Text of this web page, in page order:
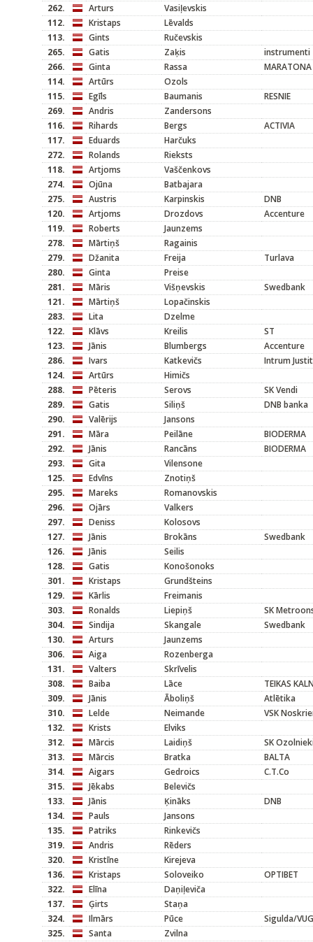
262.
Arturs
Vasiļevskis
112.
Kristaps
Lēvalds
113.
Gints
Ručevskis
265.
Gatis Zaķis
instrumenti
266.
Ginta Rassa
MARATONA
114.
Artūrs
Ozols
115.
Egīls Baumanis
RESNIE
269.
Andris
Zandersons
116.
Rihards Bergs
ACTIVIA
117.
Eduards
Harčuks
272.
Rolands
Rieksts
118.
Artjoms
Vaščenkovs
274.
Ojūna
Batbajara
275.
Austris Karpinskis
DNB
120.
Artjoms Drozdovs
Accenture
119.
Roberts
Jaunzems
278.
Mārtiņš
Ragainis
279.
Džanita Freija
Turlava
280.
Ginta
Preise
281.
Māris Višņevskis
Swedbank
121.
Mārtiņš
Lopačinskis
283.
Lita
Dzelme
122.
Klāvs Kreilis
ST
123.
Jānis Blumbergs
Accenture
286.
Ivars Katkevičs
Intrum
124.
Artūrs
Himičs
288.
Pēteris Serovs
SK Vendi
289.
Gatis Siliņš
DNB banka
290.
Valērijs
Jansons
291.
Māra Peilāne
BIODERMA
292.
Jānis Rancāns
BIODERMA
293.
Gita
Vilensone
125.
Edvīns
Znotiņš
295.
Mareks
Romanovskis
296.
Ojārs
Valkers
297.
Deniss
Kolosovs
127.
Jānis Brokāns
Swedbank
126.
Jānis
Seilis
128.
Gatis
Konošonoks
301.
Kristaps
Grundšteins
129.
Kārlis
Freimanis
303.
Ronalds Liepiņš
SK
304.
Sindija Skangale
Swedbank
130.
Arturs
Jaunzems
306.
Aiga
Rozenberga
131.
Valters
Skrīvelis
308.
Baiba Lāce
TEIKAS
309.
Jānis Āboliņš
Atlētika
310.
Lelde Neimande
VSK
132.
Krists
Elviks
312.
Mārcis Laidiņš
SK
313.
Mārcis Bratka
BALTA
314.
Aigars Gedroics
C.T.Co
315.
Jēkabs
Belevičs
133.
Jānis Ķināks
DNB
134.
Pauls
Jansons
135.
Patriks
Rinkevičs
319.
Andris
Rēders
320.
Kristīne
Kirejeva
136.
Kristaps Soloveiko
OPTIBET
322.
Elīna
Daņiļeviča
137.
Ģirts
Staņa
324.
Ilmārs Pūce
Sigulda/
325.
Santa Zvilna